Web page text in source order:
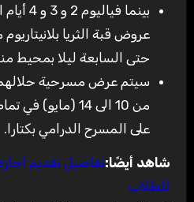
بينما
عروض قبة الثريا
حتى السابعة ليلا بمحيط منطقة
سيتم عرض مسرحية
من 10 الى 14
على المسرح الدرامي بكتارا .
شاهد أيضًا:
للطلاب